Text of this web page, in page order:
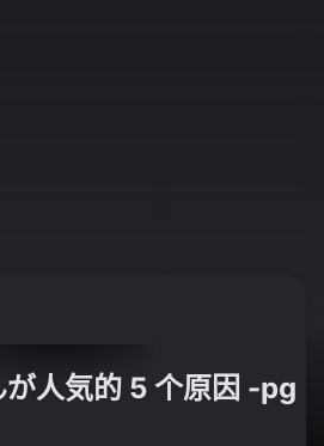
人気的 5 个原因 -pg